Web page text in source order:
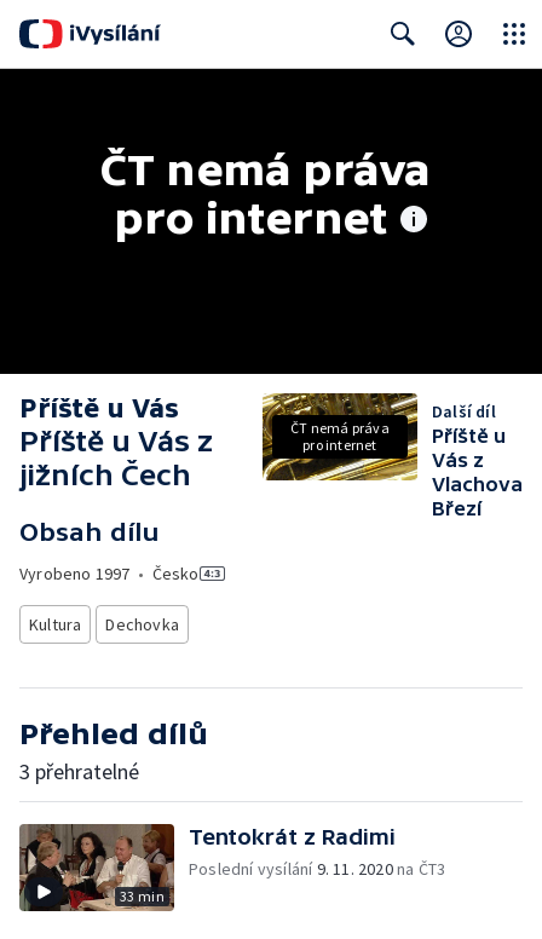
ČT nemá práva
pro internet
Příště u Vás
Příště u Vás z
jižních Čech
Obsah dílu
Vyrobeno 1997 • Česko
Kultura Dechovka
ČT nemá práva
pro internet
Další díl
Příště u
Vás z
Vlachova
Březí
Přehled dílů
3 přehratelné
33 min
Tentokrát z Radimi
Poslední vysílání9. 11. 2020na ČT3